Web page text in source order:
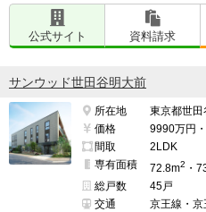
公式サイト 資料請求
サンウッド世田谷明大前
所在地
東京都世田
価格
9990万円
間取
2LDK
専有面積
72.8m2 ・
総戸数
45戸
交通
京王線・